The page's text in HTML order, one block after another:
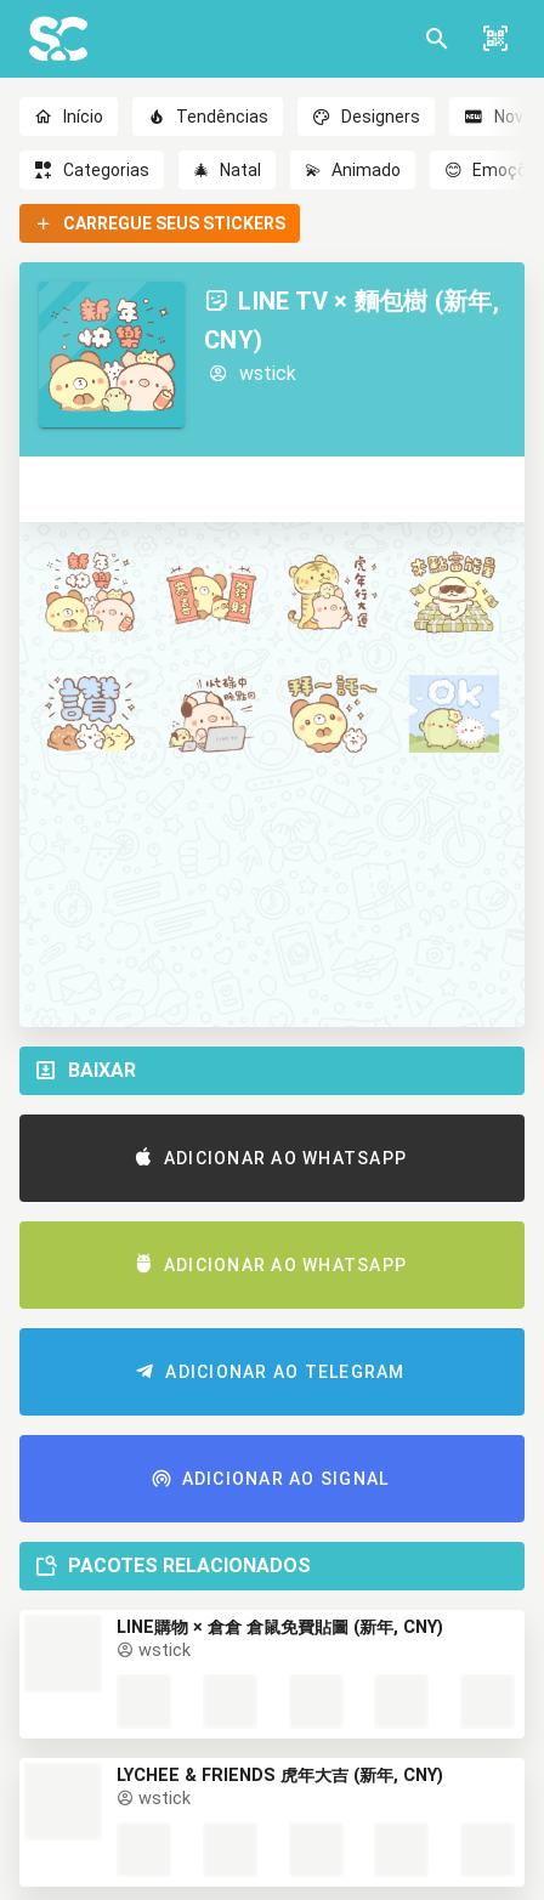
Início Tendências Designers Novo
Categorias 🎄 Natal 💫 Animado 😊
CARREGUE SEUS STICKERS
LINE TV × 麵包樹 (新年,
CNY)
wstick
BAIXAR
ADICIONAR AO WHATSAPP
ADICIONAR AO WHATSAPP
ADICIONAR AO TELEGRAM
ADICIONAR AO SIGNAL
PACOTES RELACIONADOS
LINE購物 × 倉倉 倉鼠免費貼圖 (新年, CNY)
wstick
LYCHEE & FRIENDS 虎年大吉 (新年, CNY)
wstick